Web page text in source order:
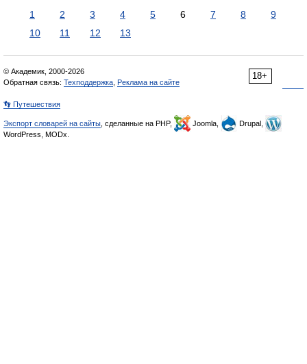
1 2 3 4 5 6 7 8
9
10
11 12 13
18+
© Академик, 2000-2026
Обратная связь: Техподдержка Реклама на сайте
👣 Путешествия
Экспорт словарей на сайты , сделанные на PHP, Joomla,
Drupal,
WordPress, MODx.